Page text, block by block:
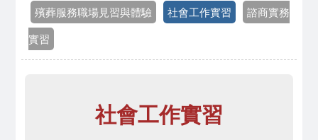
殯葬服務職場見習與體驗 社會工作實習
諮商實務
實習
社會工作實習